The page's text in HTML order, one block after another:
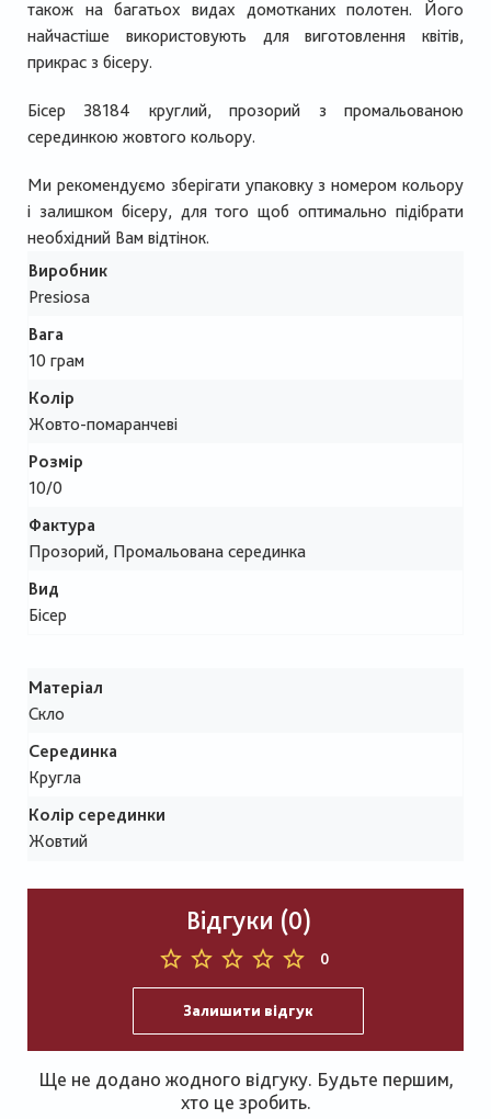
також на багатьох видах домотканих полотен. Його
найчастіше використовують для виготовлення квітів,
прикрас з бісеру.
Бісер 38184 круглий, прозорий з промальованою
серединкою жовтого кольору.
Ми рекомендуємо зберігати упаковку з номером кольору
і залишком бісеру, для того щоб оптимально підібрати
необхідний Вам відтінок.
Виробник
Presiosa
Вага
10 грам
Колір
Жовто-помаранчеві
Розмір
10/0
Фактура
Прозорий, Промальована серединка
Вид
Бісер
Матеріал
Скло
Серединка
Кругла
Колір серединки
Жовтий
Відгуки (0)
0
Залишити відгук
Ще не додано жодного відгуку. Будьте першим,
хто це зробить.